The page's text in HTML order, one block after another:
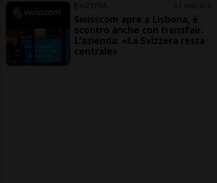
SVIZZERA 1 ora 4 6
Swisscom apre a Lisbona, è
scontro anche con transfair.
L’azienda: «La Svizzera resta
centrale»